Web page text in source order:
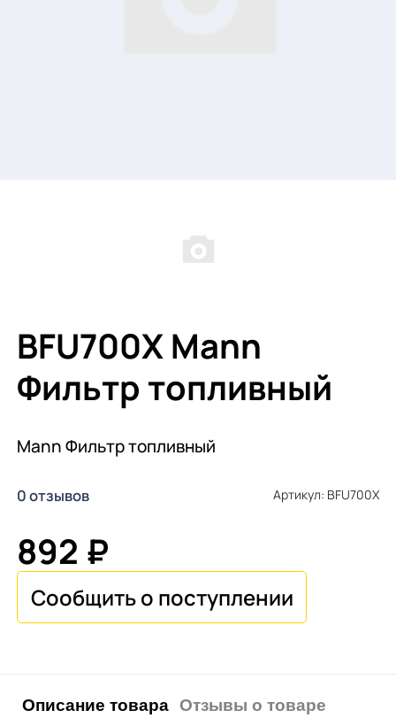
BFU700X Mann
Фильтр топливный
Mann Фильтр топливный
0 отзывов Артикул: BFU700X
892 ₽
Описание товара Отзывы о товаре